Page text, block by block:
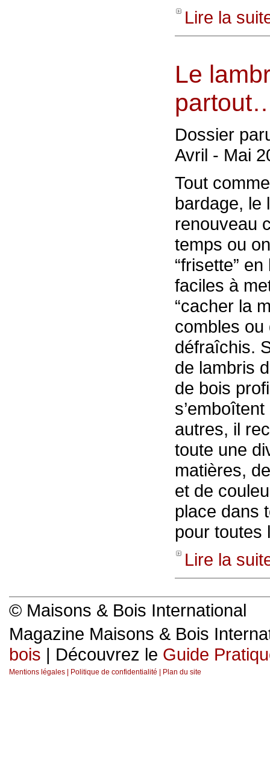
Lire la
Le
Dossier
Avril - Mai
Tout
bardage, le
renouveau
temps ou
“frisette”
faciles à
“cacher la
combles
défraîchis.
de lambris
de bois
autres, il
toute une
matières,
et de
place dans
pour toutes
Lire la
© Maisons & Bois International
Magazine Maisons & Bois
bois | Découvrez le Guide
Mentions légales Politique de confidentialité Plan du site